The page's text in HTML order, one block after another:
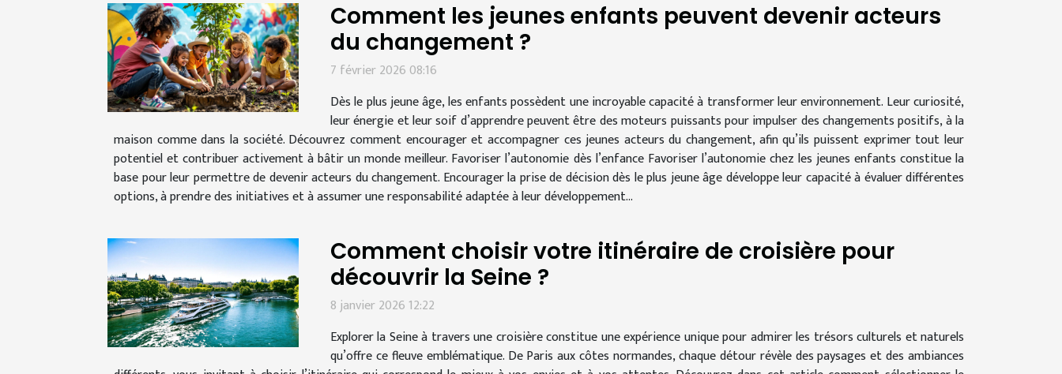
Comment les jeunes enfants peuvent devenir acteurs
du changement ?
7 février 2026 08:16
Dès le plus jeune âge, les enfants possèdent une incroyable capacité à transformer leur environnement. Leur curiosité,
leur énergie et leur soif d’apprendre peuvent être des moteurs puissants pour impulser des changements positifs, à la
maison comme dans la société. Découvrez comment encourager et accompagner ces jeunes acteurs du changement, afin qu’ils puissent exprimer tout leur
potentiel et contribuer activement à bâtir un monde meilleur. Favoriser l’autonomie dès l’enfance Favoriser l’autonomie chez les jeunes enfants constitue la
base pour leur permettre de devenir acteurs du changement. Encourager la prise de décision dès le plus jeune âge développe leur capacité à évaluer différentes
options, à prendre des initiatives et à assumer une responsabilité adaptée à leur développement...
Comment choisir votre itinéraire de croisière pour
découvrir la Seine ?
8 janvier 2026 12:22
Explorer la Seine à travers une croisière constitue une expérience unique pour admirer les trésors culturels et naturels
qu’offre ce fleuve emblématique. De Paris aux côtes normandes, chaque détour révèle des paysages et des ambiances